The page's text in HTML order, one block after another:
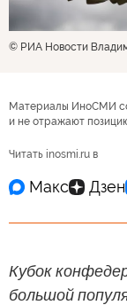
© РИА Новости
Материалы ИноСМИ
и не отражают
Читать inosmi.ru в
Кубок
большой